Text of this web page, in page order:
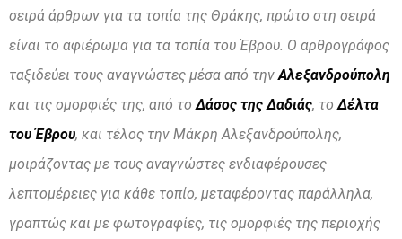
σειρά άρθρων για τα τοπία της Θράκης, πρώτο στη σειρά
είναι το αφιέρωμα για τα τοπία του Έβρου. Ο αρθρογράφος
ταξιδεύει τους αναγνώστες μέσα από τηνΑλεξανδρούπολη
και τις ομορφιές της, από τοΔάσος της Δαδιάς, τοΔέλτα
του Έβρου, και τέλος την Μάκρη Αλεξανδρούπολης,
μοιράζοντας με τους αναγνώστες ενδιαφέρουσες
λεπτομέρειες για κάθε τοπίο, μεταφέροντας παράλληλα,
γραπτώς και με φωτογραφίες, τις ομορφιές της περιοχής